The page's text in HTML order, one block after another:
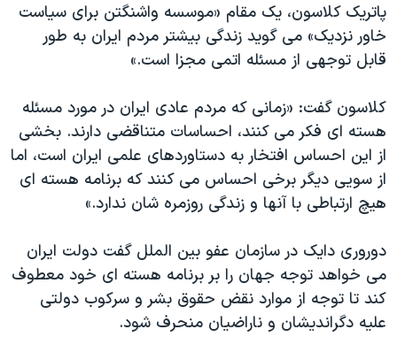
پاتریک کلاسون، یک مقام «موسسه واشنگتن برای سیاست
خاور نزدیک» می گوید زندگی بیشتر مردم ایران به طور
قابل توجهی از مسئله اتمی مجزا است.»
کلاسون گفت: «زمانی که مردم عادی ایران در مورد مسئله
هسته ای فکر می کنند، احساسات متناقضی دارند. بخشی
از این احساس افتخار به دستاوردهای علمی ایران است، اما
از سویی دیگر برخی احساس می کنند که برنامه هسته ای
هیچ ارتباطی با آنها و زندگی روزمره شان ندارد.»
دوروری دایک در سازمان عفو بین الملل گفت دولت ایران
می خواهد توجه جهان را بر برنامه هسته ای خود معطوف
کند تا توجه از موارد نقض حقوق بشر و سرکوب دولتی
علیه دگراندیشان و ناراضیان منحرف شود.